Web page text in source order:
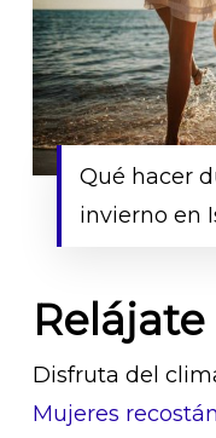
Qué hacer
invierno en
Disfruta del
Mujeres